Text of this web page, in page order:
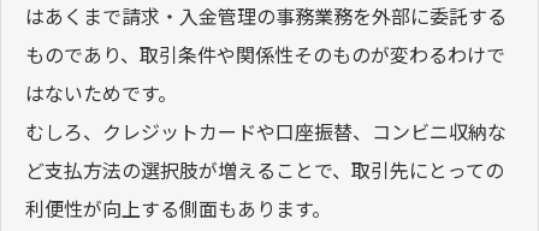
はあくまで請求・入金管理の事務業務を外部に委託する
ものであり、取引条件や関係性そのものが変わるわけで
はないためです。
むしろ、クレジットカードや口座振替、コンビニ収納な
ど支払方法の選択肢が増えることで、取引先にとっての
利便性が向上する側面もあります。